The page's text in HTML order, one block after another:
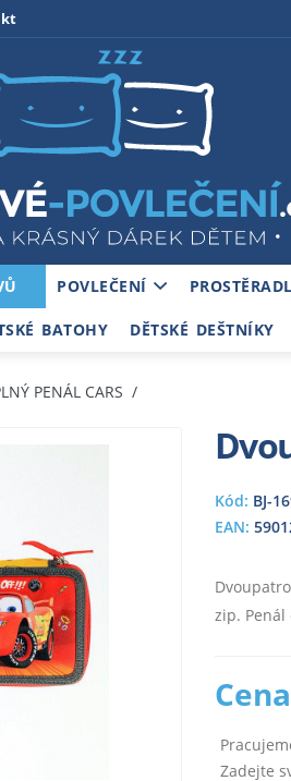
POVLEČENÍ
BATOHY DĚTSKÉ DEŠTNÍKY
PENÁL CARS
Kód: BJ-
EAN:
zip. Penál
Zadejte